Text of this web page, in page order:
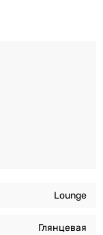
Lounge
Глянцевая